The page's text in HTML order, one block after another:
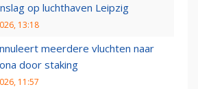
op luchthaven Leipzig
13:18
meerdere vluchten naar
door staking
11:57